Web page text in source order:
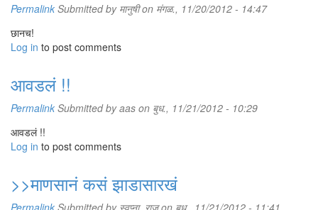
Permalink Submitted by मानुषीon मंगळ., 11/20/2012 - 14:47
छानच!
Log in to post comments
आवडलं !!
Permalink Submitted byaas on बुध., 11/21/2012 - 10:29
आवडलं !!
Log in to post comments
>>माणसानं कसं झाडासारखं
Permalink Submitted by स्वप्ना_राजon बुध., 11/21/2012 - 11:41